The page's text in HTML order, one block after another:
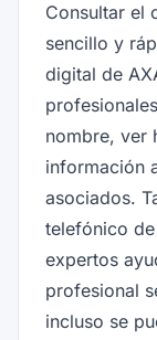
Consultar el
sencillo y
digital de
nombre, ver
información
asociados.
telefónico
expertos
profesional
incluso se